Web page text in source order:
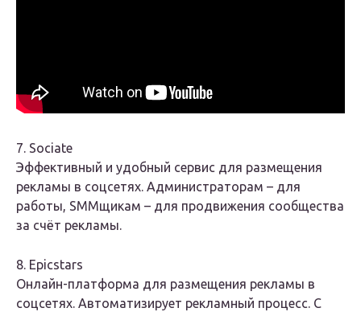
7. Sociate
Эффективный и удобный сервис для размещения
рекламы в соцсетях. Администраторам – для
работы, SMMщикам – для продвижения сообщества
за счёт рекламы.
8. Epicstars
Онлайн-платформа для размещения рекламы в
соцсетях. Автоматизирует рекламный процесс. С